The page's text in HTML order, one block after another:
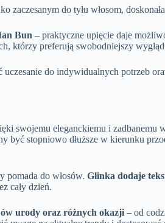
zaczesanym do tyłu włosom,
Bun – praktyczne upięcie daje
którzy preferują swobodniejszy
do indywidualnych potrzeb
swojemu eleganckiemu i
być stopniowo dłuższe w kierunku
do włosów. Glinka dodaje
cały dzień.
urody oraz różnych okazji – od